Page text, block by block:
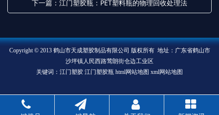
下一篇：江门塑胶瓶：PET塑料瓶的物理回收处理法
Copyright © 2013 鹤山市天成塑胶制品有限公司 版权所有 地址：广东省鹤山市
沙坪镇人民西路莺朗街仓边工业区
关键词：江门塑胶 江门塑胶瓶 html网站地图 xml网站地图